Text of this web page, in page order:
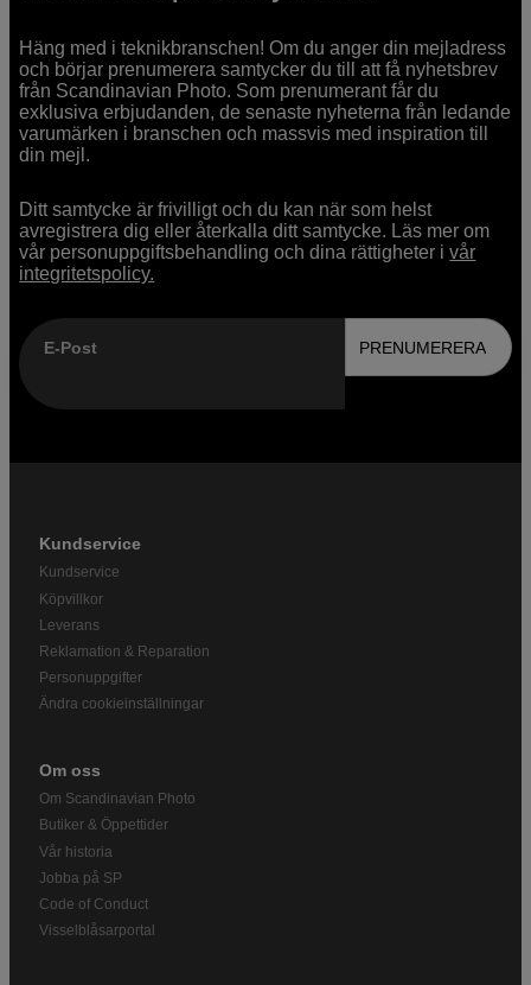
Häng med i teknikbranschen! Om du anger din mejladress
och börjar prenumerera samtycker du till att få nyhetsbrev
från Scandinavian Photo. Som prenumerant får du
exklusiva erbjudanden, de senaste nyheterna från ledande
varumärken i branschen och massvis med inspiration till
din mejl.
Ditt samtycke är frivilligt och du kan när som helst
avregistrera dig eller återkalla ditt samtycke. Läs mer om
vår personuppgiftsbehandling och dina rättigheter ivår
integritetspolicy.
E-Post PRENUMERERA
Kundservice
Kundservice
Köpvillkor
Leverans
Reklamation & Reparation
Personuppgifter
Ändra cookieinställningar
Om oss
Om Scandinavian Photo
Butiker & Öppettider
Vår historia
Jobba på SP
Code of Conduct
Visselblåsarportal